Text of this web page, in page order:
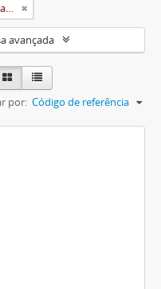
Universidade Rural do Estado de Minas Gerais (Uremg)
avançada
por: Código de referência